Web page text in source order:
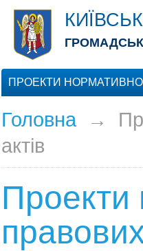
ПРОЕКТИ
Головна→
актів
Проекти